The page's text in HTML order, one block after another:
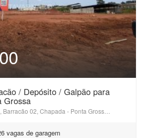
/ Depósito / Galpão para
Grossa
vagas de garagem